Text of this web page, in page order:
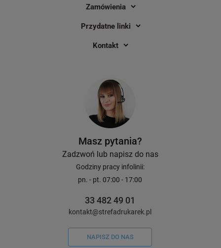
Taśma Specmark DK-22205 62 mm x
Drukarka etykiet
Zamówienia
Przydatne linki
Kontakt
Masz pytania?
Zadzwoń lub napisz do nas
Godziny pracy infolinii:
pn. - pt. 07:00 - 17:00
33 482 49 01
kontakt@strefadrukarek.pl
NAPISZ DO NAS